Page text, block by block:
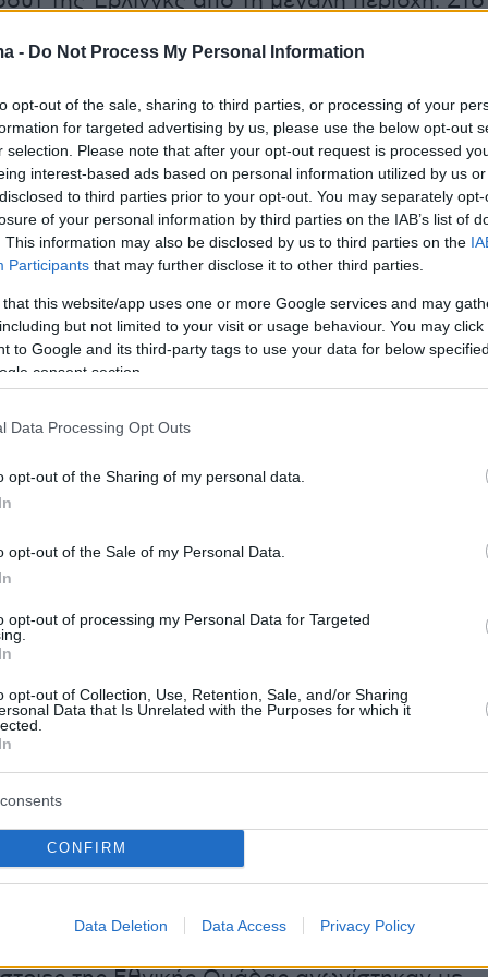
- Do Not Process My Personal Information
opt-out of the sale, sharing to third parties, or processing of your
for targeted advertising by us, please use the below opt-out
selection. Please note that after your opt-out request is processed
interest-based ads based on personal information utilized by us
to third parties prior to your opt-out. You may separately
of your personal information by third parties on the IAB’s list of
This information may also be disclosed by us to third parties on the
Participants that may further disclose it to other third parties.
that this website/app uses one or more Google services and may
but not limited to your visit or usage behaviour. You may
to Google and its third-party tags to use your data for below
consent section.
Data Processing Opt Outs
opt-out of the Sharing of my personal data.
opt-out of the Sale of my Personal Data.
opt-out of processing my Personal Data for Targeted
opt-out of Collection, Use, Retention, Sale, and/or Sharing
Data that Is Unrelated with the Purposes for which it
CONFIRM
Data Deletion Data Access Privacy Policy
την Βούλαερτ σε τετ α τετ όπως και
ίδιας παίκτριας στο 39ο. Η πρώτη μεγάλη
Εθνικής σημειώθηκε στο 45ο λεπτό, όταν η
την Σπυριδωνίδου στην πλάτη της άμυνας
της διεθνούς επιθετικού από κοντά
μεριά των διχτυών.
ημίχρονο δεν υπήρξαν πολλές μεγάλες
της εξαιρετικής λειτουργίας της
που άντεξε και διαχειρίστηκε εξαιρετικά
Βελγίου. Στο 50ό λεπτό η Γιαννακούλη
εκπληκτική απόκρουση σε κοντινό σουτ
τη μικρή περιοχή μετά από τη σέντρα της
κατέληξε λίγο άουτ. Το τελευταίο σφύριγμα
από την Ισπανία βρήκε τις δύο
ανοιχτούς λογαριασμούς" για την
2ο γύρο των play off του EURO 2025.
ότι η ομάδα που θα προκριθεί θα
Ουκρανία (1-1 η πρώτη
αναμέτρηση ανάμεσα στις δύο ομάδες
της πρόκρισης.
της αναμέτρησης τηρήθηκε ενός λεπτού
του διεθνούς ποδοσφαιριστή Τζορτζ